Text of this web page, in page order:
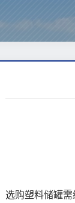
选购塑料储罐